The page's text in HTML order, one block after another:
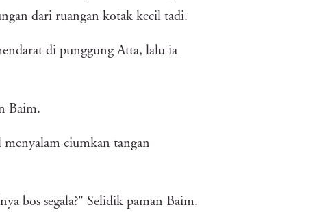
dari ruangan kotak kecil tadi.
di punggung Atta, lalu ia
Baim.
menyalam ciumkan tangan
bos segala?" Selidik paman Baim.